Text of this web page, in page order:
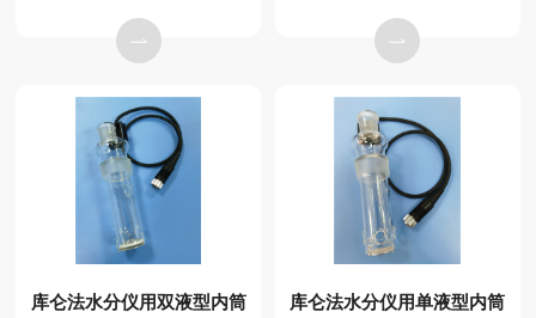
库仑法水分仪用双液型内筒
库仑法水分仪用单液型内筒